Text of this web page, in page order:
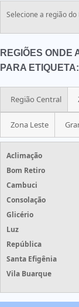
Selecione a região do
REGIÕES ONDE
PARA ETIQUETA:
Região Central
Zona Leste
Aclimação
Bom Retiro
Cambuci
Consolação
Glicério
Luz
República
Santa Efigênia
Vila Buarque